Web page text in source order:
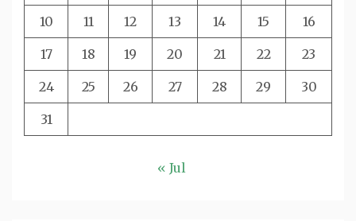
10 11 12 13 14 15 16
17 18 19 20 21 22 23
24 25 26 27 28 29 30
31
« Jul